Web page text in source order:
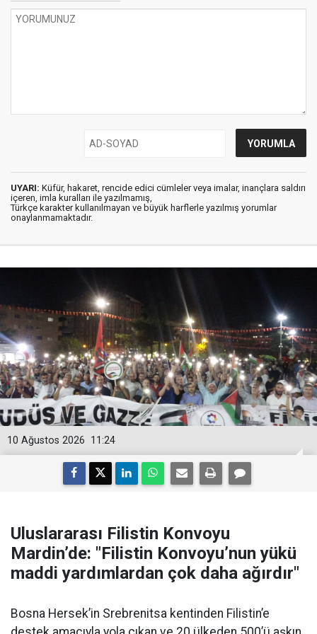
UYARI: Küfür, hakaret, rencide edici cümleler veya imalar, inançlara saldırı
içeren, imla kuralları ile yazılmamış,
Türkçe karakter kullanılmayan ve büyük harflerle yazılmış yorumlar
onaylanmamaktadır.
11:24
10 Ağustos 2026
Uluslararası Filistin Konvoyu
Mardin’de: "Filistin Konvoyu’nun yükü
maddi yardımlardan çok daha ağırdır"
Bosna Hersek’in Srebrenitsa kentinden Filistin’e